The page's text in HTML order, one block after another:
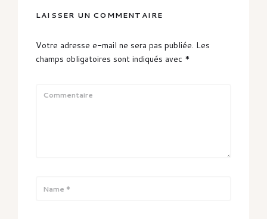
LAISSER UN COMMENTAIRE
Votre adresse e-mail ne sera pas publiée. Les
champs obligatoires sont indiqués avec *